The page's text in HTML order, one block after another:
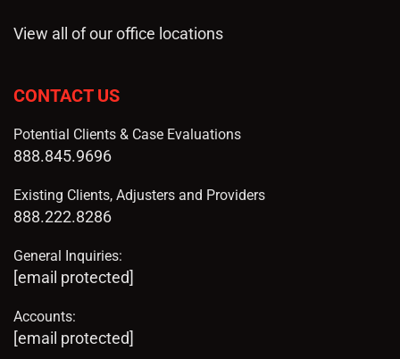
View all of our office locations
CONTACT US
Potential Clients & Case Evaluations
888.845.9696
Existing Clients, Adjusters and Providers
888.222.8286
General Inquiries:
[email protected]
Accounts:
[email protected]